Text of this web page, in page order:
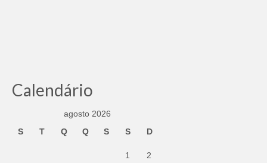
Calendário
agosto 2026
S
T Q Q S S D
1 2